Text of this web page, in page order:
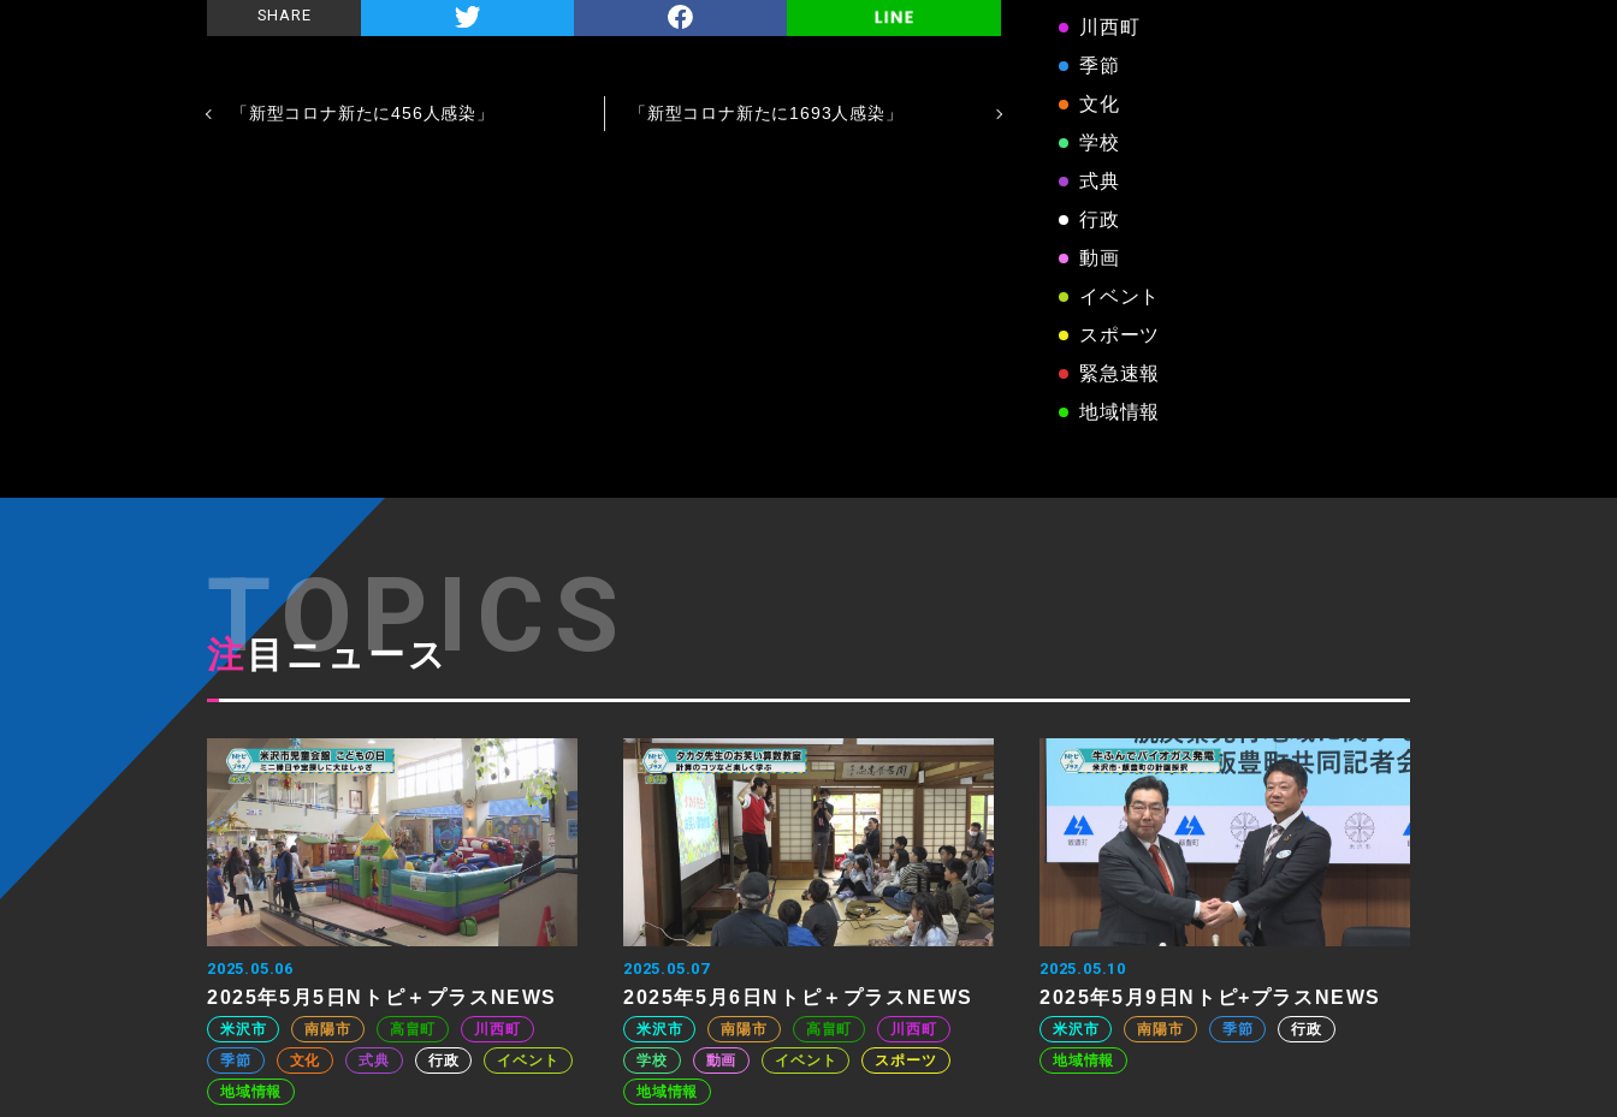
SHARE
「新型コロナ新たに456人感染」 「新型コロナ新たに1693人感染」
川西町
季節
文化
学校
式典
行政
動画
イベント
スポーツ
緊急速報
地域情報
注目ニュース
2025.05.06
2025年5月5日Nトピ＋プラスNEWS
米沢市 南陽市 高畠町
川西町
季節
文化 式典 行政
イベント
地域情報
2025.05.07
2025年5月6日Nトピ＋プラスNEWS
米沢市 南陽市 高畠町
川西町
学校
動画 イベント
スポーツ
地域情報
2025.05.10
2025年5月9日Nトピ+プラスNEWS
米沢市 南陽市 季節
行政
地域情報